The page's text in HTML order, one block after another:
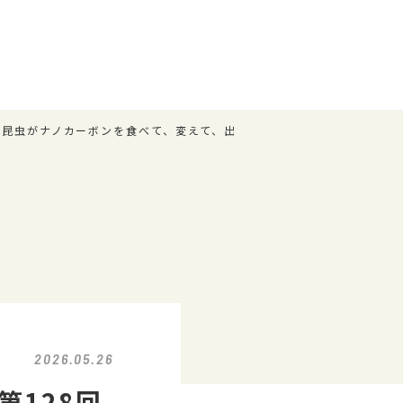
ナノカーボンを食べて、変えて、出
2026.05.26